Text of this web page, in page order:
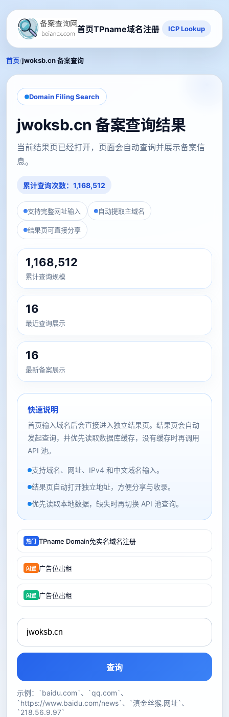
首页TPname域名注册 ICP Lookup
首页/jwoksb.cn 备案查询
Domain Filing Search
jwoksb.cn 备案查询结果
当前结果页已经打开，页面会自动查询并展示备案信
息。
累计查询次数：1,168,512
支持完整网址输入 自动提取主域名
结果页可直接分享
1,168,512
累计查询规模
16
最近查询展示
16
最新备案展示
快速说明
首页输入域名后会直接进入独立结果页。结果页会自动
发起查询，并优先读取数据库缓存，没有缓存时再调用
API 池。
支持域名、网址、IPv4 和中文域名输入。
结果页自动打开独立地址，方便分享与收录。
优先读取本地数据，缺失时再切换 API 池查询。
热门 TPname Domain免实名域名注册
闲置 广告位出租
闲置 广告位出租
查询
示例：`baidu.com`、`qq.com`、
`https://www.baidu.com/news`、`滇金丝猴.网址`、
`218.56.9.97`